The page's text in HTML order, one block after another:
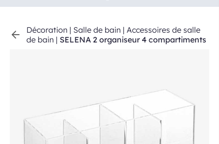
Décoration | Salle de bain | Accessoires de salle
de bain | SELENA 2 organiseur 4 compartiments